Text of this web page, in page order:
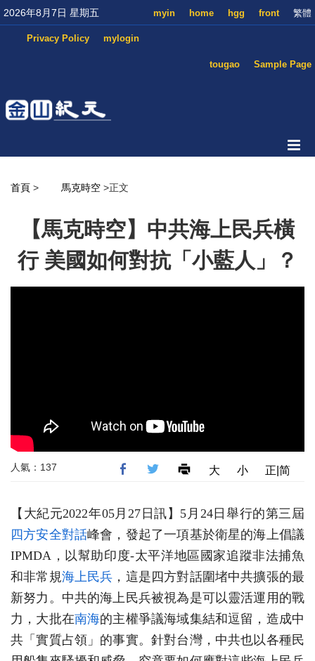
2026年8月7日 星期五 繁體
front
hgg
home
myin
mylogin
Privacy Policy
Sample Page
tougao
首頁 > 馬克時空 >正文
【馬克時空】中共海上民兵橫
行 美國如何對抗「小藍人」？
人氣：137 大 小 正|简
【大紀元2022年05月27日訊】5月24日舉行的第三屆
四方安全對話峰會，發起了一項基於衛星的海上倡議
IPMDA，以幫助印度-太平洋地區國家追蹤非法捕魚
和非常規海上民兵 ，這是四方對話圍堵中共擴張的最
新努力。中共的海上民兵被視為是可以靈活運用的戰
力，大批在南海的主權爭議海域集結和逗留，造成中
共「實質占領」的事實。針對台灣，中共也以各種民